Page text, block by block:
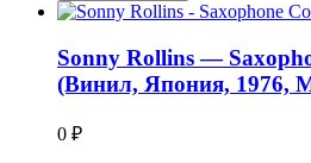
Sonny Rollins —
(Винил, Япония, 1976,
0 ₽